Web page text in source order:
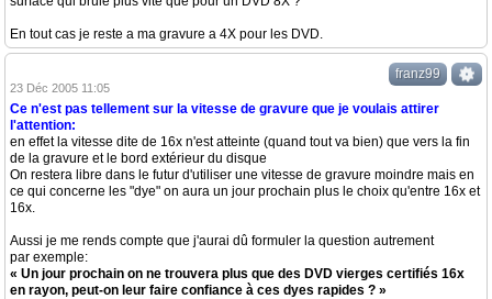
En tout cas je reste a ma gravure a 4X pour les DVD.
franz99
23 Déc 2005 11:05
Ce n'est pas tellement sur la vitesse de gravure que je voulais attirer
l'attention:
en effet la vitesse dite de 16x n'est atteinte (quand tout va bien) que vers la fin
de la gravure et le bord extérieur du disque
On restera libre dans le futur d'utiliser une vitesse de gravure moindre mais en
ce qui concerne les "dye" on aura un jour prochain plus le choix qu'entre 16x et
16x.
Aussi je me rends compte que j'aurai dû formuler la question autrement
par exemple:
« Un jour prochain on ne trouvera plus que des DVD vierges certifiés 16x
en rayon, peut-on leur faire confiance à ces dyes rapides ? »